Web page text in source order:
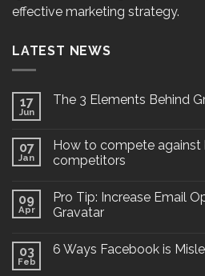
effective marketing strategy.
LATEST NEWS
17
Jun
The 3 Elements Behind
07
Jan
How to compete against
competitors
09
Apr
Pro Tip: Increase Email
Gravatar
03
Feb
6 Ways Facebook is